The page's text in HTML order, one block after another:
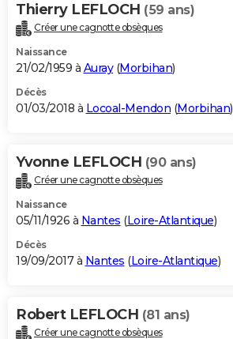
Thierry LEFLOCH (59 ans)
Créer une cagnotte obsèques
Naissance
21/02/1959 à Auray(Morbihan)
Décès
01/03/2018 à Locoal-Mendon (Morbihan)
Yvonne LEFLOCH (90 ans)
Créer une cagnotte obsèques
Naissance
05/11/1926 à Nantes (Loire-Atlantique)
Décès
19/09/2017 à Nantes (Loire-Atlantique)
Robert LEFLOCH (81 ans)
Créer une cagnotte obsèques